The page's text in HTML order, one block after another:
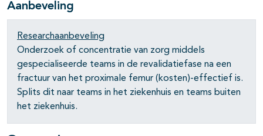
Aanbeveling
Researchaanbeveling
Onderzoek of concentratie van zorg middels
gespecialiseerde teams in de revalidatiefase na een
fractuur van het proximale femur (kosten)-effectief is.
Splits dit naar teams in het ziekenhuis en teams buiten
het ziekenhuis.